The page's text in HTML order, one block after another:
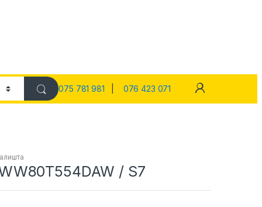
075 781 981 076 423 071
/ S7